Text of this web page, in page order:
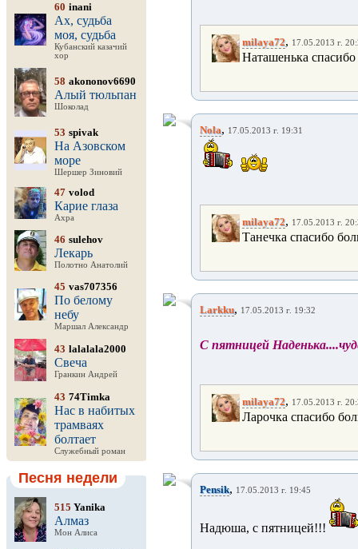
60 inani
Ах, судьба
моя, судьба
Кубанский казачий
хор
58 akononov6690
Алый тюльпан
Шоколад
53 spivak
На Азовском
море
Шершер Зиновий
47 volod
Карие глаза
Ахра
46 sulehov
Лекарь
Полотно Анатолий
45 vas707356
По белому
небу
Маршал Александр
43 lalalala2000
Свеча
Гранкин Андрей
43 74Timka
Нас в набитых
трамваях
болтает
Служебный роман
Песня недели
515 Yanika
Алмаз
Мон Алиса
milaya72, 17.05.2013 г.
Наташенька
Nola, 17.05.2013 г. 19:31
milaya72, 17.05.2013 г.
Танечка спасибо
Larkku, 17.05.2013 г. 19:32
С пятницей
milaya72, 17.05.2013 г.
Ларочка спасибо
Pensik, 17.05.2013 г. 19:45
Надюша, с пятницей!!!